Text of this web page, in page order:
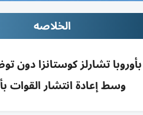
الخلاصه
تشارلز كوستانزا دون
وسط إعادة انتشار القوات